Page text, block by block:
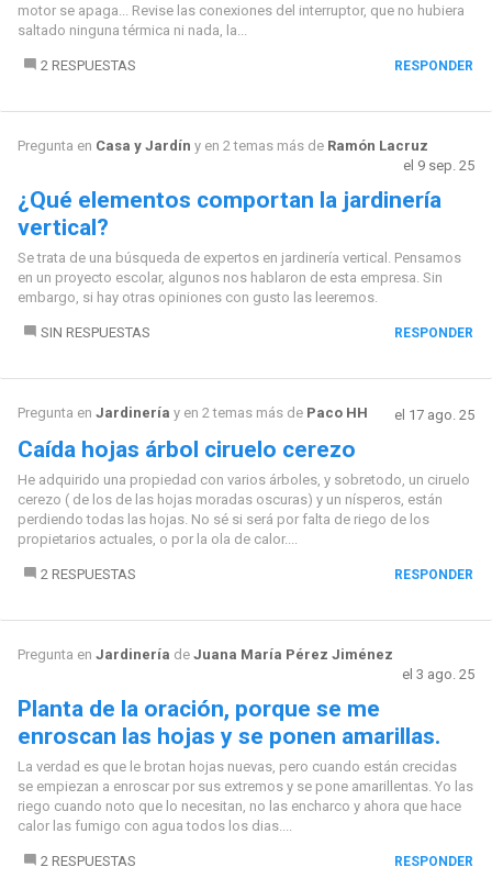
motor se apaga... Revise las conexiones del interruptor, que no hubiera
saltado ninguna térmica ni nada, la...
2 RESPUESTAS RESPONDER
Pregunta en Casa y Jardín y en 2 temas más de Ramón Lacruz
el 9 sep. 25
¿Qué elementos comportan la jardinería
vertical?
Se trata de una búsqueda de expertos en jardinería vertical. Pensamos
en un proyecto escolar, algunos nos hablaron de esta empresa. Sin
embargo, si hay otras opiniones con gusto las leeremos.
SIN RESPUESTAS RESPONDER
Pregunta en Jardinería y en 2 temas más de Paco HH el 17 ago. 25
Caída hojas árbol ciruelo cerezo
He adquirido una propiedad con varios árboles, y sobretodo, un ciruelo
cerezo ( de los de las hojas moradas oscuras) y un nísperos, están
perdiendo todas las hojas. No sé si será por falta de riego de los
propietarios actuales, o por la ola de calor....
2 RESPUESTAS RESPONDER
Pregunta en Jardinería de Juana María Pérez Jiménez
el 3 ago. 25
Planta de la oración, porque se me
enroscan las hojas y se ponen amarillas.
La verdad es que le brotan hojas nuevas, pero cuando están crecidas
se empiezan a enroscar por sus extremos y se pone amarillentas. Yo las
riego cuando noto que lo necesitan, no las encharco y ahora que hace
calor las fumigo con agua todos los dias....
2 RESPUESTAS RESPONDER